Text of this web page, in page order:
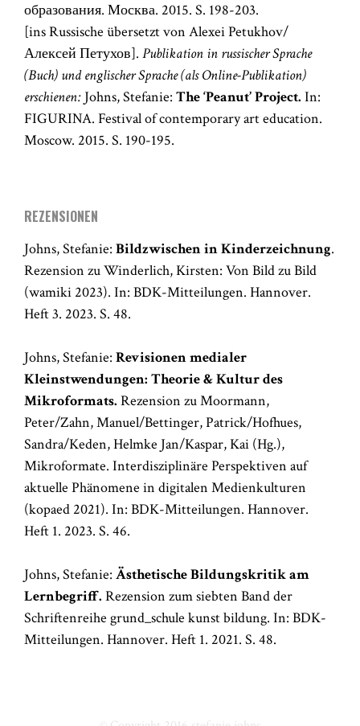
образования. Москва. 2015. S. 198-203.
[ins Russische übersetzt von Alexei Petukhov/
Алексей Петухов]. Publikation in russischer Sprache
(Buch) und englischer Sprache (als Online-Publikation)
erschienen: Johns, Stefanie: The ‘Peanut’ Project. In:
FIGURINA. Festival of contemporary art education.
Moscow. 2015. S. 190-195.
REZENSIONEN
Johns, Stefanie: Bildzwischen in Kinderzeichnung.
Rezension zu Winderlich, Kirsten: Von Bild zu Bild
(wamiki 2023). In: BDK-Mitteilungen. Hannover.
Heft 3. 2023. S. 48.
Johns, Stefanie: Revisionen medialer
Kleinstwendungen: Theorie & Kultur des
Mikroformats. Rezension zu Moormann,
Peter/Zahn, Manuel/Bettinger, Patrick/Hofhues,
Sandra/Keden, Helmke Jan/Kaspar, Kai (Hg.),
Mikroformate. Interdisziplinäre Perspektiven auf
aktuelle Phänomene in digitalen Medienkulturen
(kopaed 2021). In: BDK-Mitteilungen. Hannover.
Heft 1. 2023. S. 46.
Johns, Stefanie: Ästhetische Bildungskritik am
Lernbegriff. Rezension zum siebten Band der
Schriftenreihe grund_schule kunst bildung. In: BDK-
Mitteilungen. Hannover. Heft 1. 2021. S. 48.